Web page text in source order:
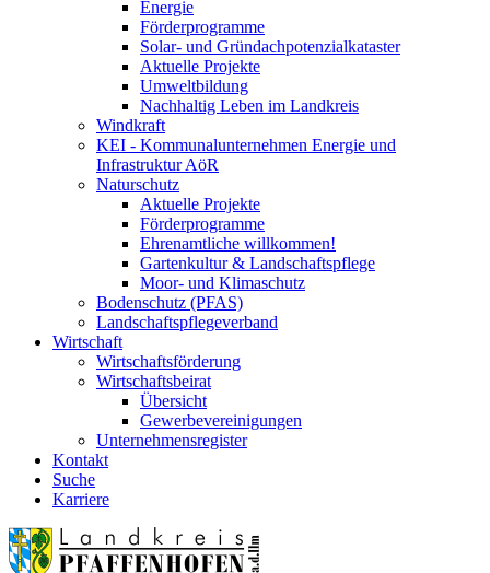
Energie
Förderprogramme
Solar- und Gründachpotenzialkataster
Aktuelle Projekte
Umweltbildung
Nachhaltig Leben im Landkreis
Windkraft
KEI - Kommunalunternehmen Energie und
Infrastruktur AöR
Naturschutz
Aktuelle Projekte
Förderprogramme
Ehrenamtliche willkommen!
Gartenkultur & Landschaftspflege
Moor- und Klimaschutz
Bodenschutz (PFAS)
Landschaftspflegeverband
Wirtschaft
Wirtschaftsförderung
Wirtschaftsbeirat
Übersicht
Gewerbevereinigungen
Unternehmensregister
Kontakt
Suche
Karriere